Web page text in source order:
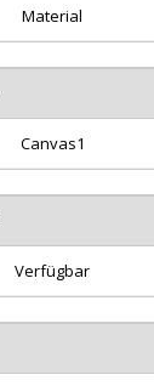
Material
Canvas1
Verfügbar